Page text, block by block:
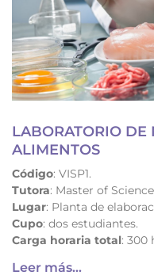
LABORATORIO DE
ALIMENTOS
Código: VISP1.
Tutora: Master of
Lugar: Planta de
Cupo: dos estudiantes.
Carga horaria total: 300
Leer más...